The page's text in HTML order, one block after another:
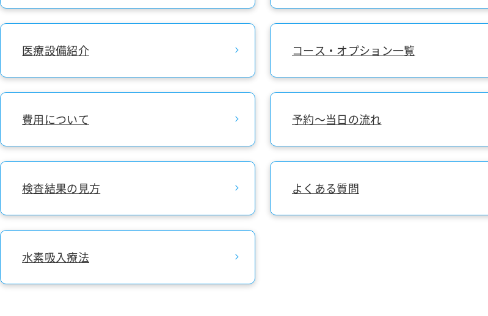
医療設備紹介 コース・オプション一覧
費用について 予約～当日の流れ
検査結果の見方 よくある質問
水素吸入療法